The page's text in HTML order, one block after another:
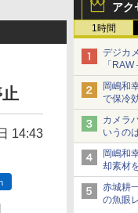
アク
1時間
デジカ
「
カメラ
「
岡嶋和
で保冷
Watch
カメラ
いうの
岡嶋和
却素材
Watch
赤城耕
の魚眼
14:43